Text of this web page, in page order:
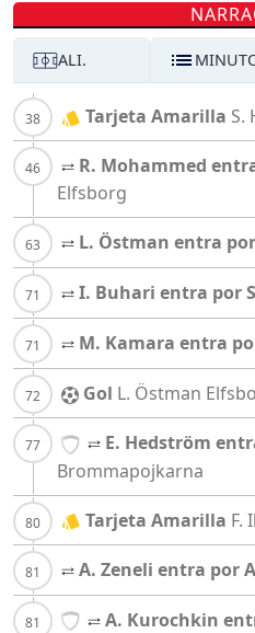
ALI.
Tarjeta Amarilla S.
R. Mohammed
Elfsborg
L. Östman entra
I. Buhari entra por
M. Kamara entra
Gol L. Östman
E. Hedström
Brommapojkarna
Tarjeta Amarilla F.
A. Zeneli entra por
A. Kurochkin